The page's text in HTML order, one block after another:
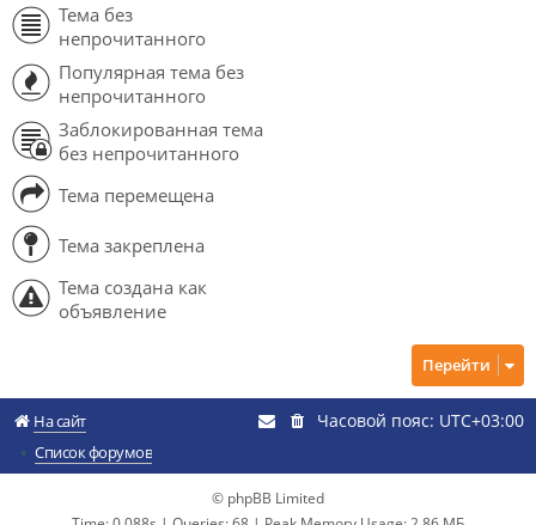
Тема без
непрочитанного
Популярная тема без
непрочитанного
Заблокированная тема
без непрочитанного
Тема перемещена
Тема закреплена
Тема создана как
объявление
Перейти
На сайт
Список форумов
Часовой пояс: UTC+03:00
© phpBB Limited